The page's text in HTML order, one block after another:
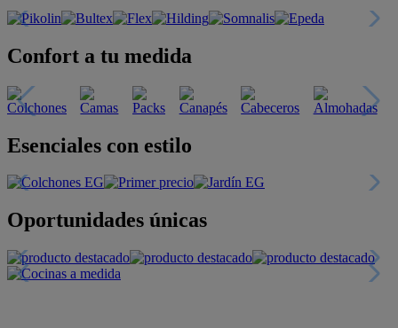
Confort a tu medida
Esenciales con estilo
Oportunidades únicas